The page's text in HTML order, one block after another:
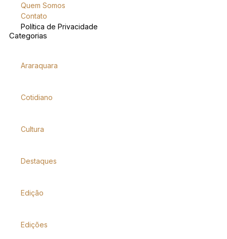
Quem Somos
Contato
Política de Privacidade
Categorias
Araraquara
Cotidiano
Cultura
Destaques
Edição
Edições